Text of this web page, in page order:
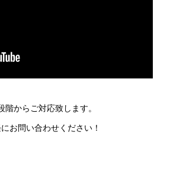
階からご対応致します。
お問い合わせください！